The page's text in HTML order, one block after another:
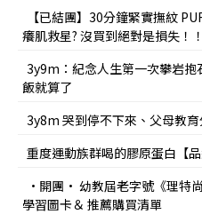
【已結團】30分鐘緊實撫紋
癢肌救星? 沒買到絕對是損失！
3y9m：紀念人生第一次攀岩抱
飯就算了
3y8m 哭到停不下來、父母教
重度運動族群喝的膠原蛋白【品
•開團• 幼教屆老字號《理特
學習圖卡＆ 推薦購買清單